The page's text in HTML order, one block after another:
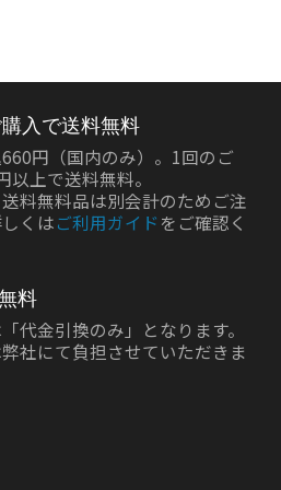
入で送料無料
円（国内のみ）。1回のご
上で送料無料。
料無料品は別会計のためご注
くはご利用ガイド をご確認く
料
代金引換のみ」となります。
社にて負担させていただきま